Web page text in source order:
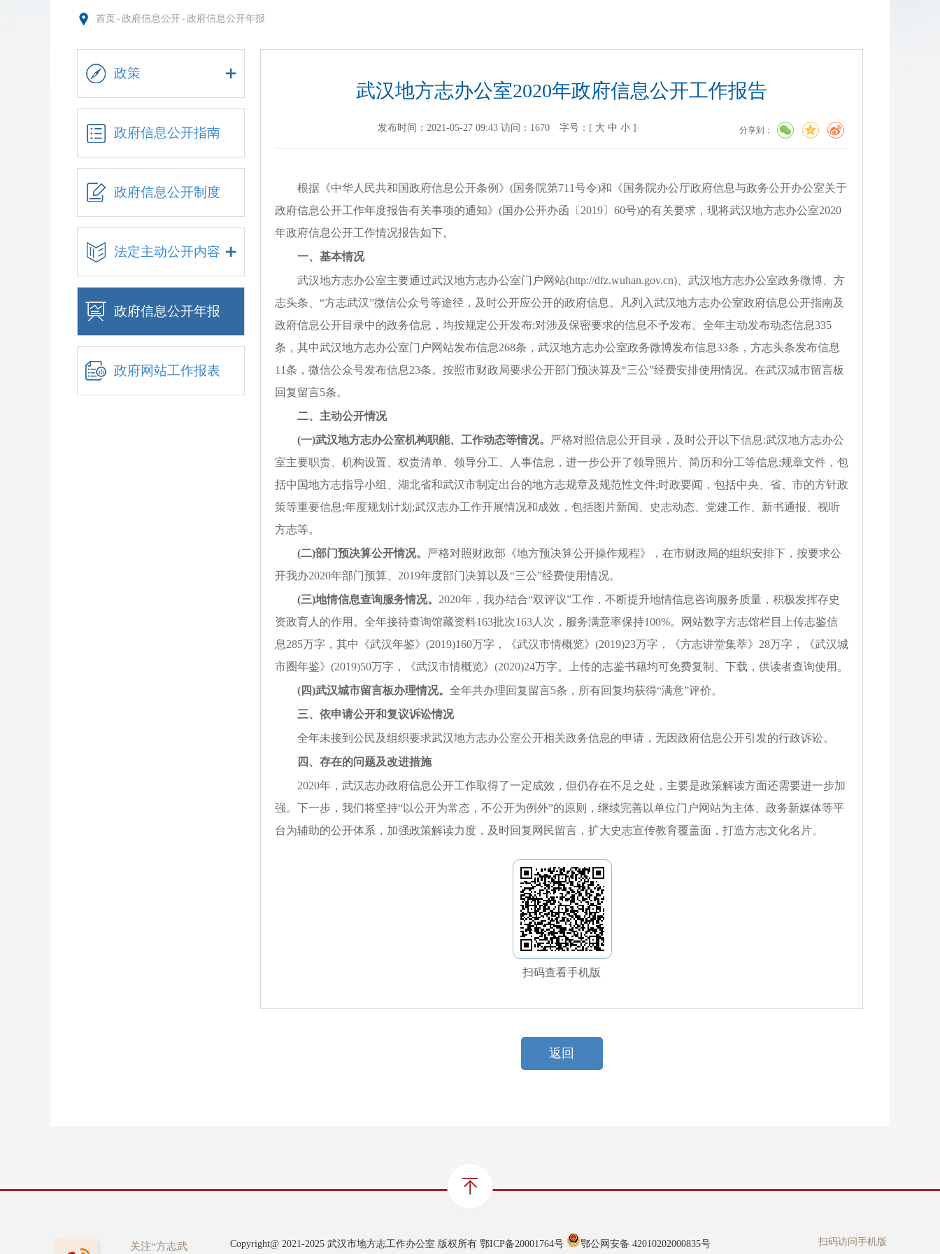
首页 - 政府信息公开- 政府信息公开年报
政策
政府信息公开指南
政府信息公开制度
法定主动公开内容
政府信息公开年报
政府网站工作报表
武汉地方志办公室2020年政府信息公开工作报告
发布时间：2021-05-27 09:43 访问： 1670 字号：[ 大 中 小 ] 分享到：
根据《中华人民共和国政府信息公开条例》(国务院第711号令)和《国务院办公厅政府信息与政务公开办公室关于
政府信息公开工作年度报告有关事项的通知》(国办公开办函〔 2019〕 60号)的有关要求，现将武汉地方志办公室2020
年政府信息公开工作情况报告如下。
一、基本情况
武汉地方志办公室主要通过武汉地方志办公室门户网站(http://dfz.wuhan.gov.cn)、武汉地方志办公室政务微博、方
志头条、“方志武汉”微信公众号等途径，及时公开应公开的政府信息。凡列入武汉地方志办公室政府信息公开指南及
政府信息公开目录中的政务信息，均按规定公开发布;对涉及保密要求的信息不予发布。全年主动发布动态信息335
条 ，其中武汉地方志办公室门户网站发布信息268条，武汉地方志办公室政务微博发布信息33条，方志头条发布信息
11条，微信公众号发布信息23条。按照市财政局要求公开部门预决算及“三公”经费安排使用情况。在武汉城市留言板
回复留言5条。
二、主动公开情况
(一)武汉地方志办公室机构职能、工作动态等情况。 严格对照信息公开目录，及时公开以下信息:武汉地方志办公
室主要职责、机构设置、权责清单、领导分工、人事信息， 进一步公开了领导照片、简历和分工等信息;规章文件，包
括中国地方志指导小组、湖北省和武汉市制定出台的地方志规章及规范性文件;时政要闻，包括中央、省、市的方针政
策等重要信息;年度规划计划;武汉志办工作开展情况和成效，包括图片新闻、史志动态、党建工作、新书通报、视听
方志等。
(二)部门预决算公开情况。 严格对照财政部《地方预决算公开操作规程》，在市财政局的组织安排下，按要求公
开我办2020年部门预算、 2019年度部门决算以及“三公”经费使用情况。
(三)地情信息查询服务情况。 2020年，我办结合“双评议”工作， 不断提升地情信息咨询服务质量，积极发挥存史
资政育人的作用。全年接待查询馆藏资料163批次163 人次，服务满意率保持100%。网站数字方志馆栏目上传志鉴信
息285万字，其中《武汉年鉴》(2019)160万字，《武汉市情概览》(2019)23万字，《方志讲堂集萃》 28万字，《武汉城
市圈年鉴》(2019)50万字，《武汉市情概览》(2020)24万字。上传的志鉴书籍均可免费复制、下载，供读者查询使用。
(四)武汉城市留言板办理情况。 全年共办理回复留言5条，所有回复均获得“满意”评价。
三、依申请公开和复议诉讼情况
全年未接到公民及组织要求武汉地方志办公室公开相关政务信息的申请，无因政府信息公开引发的行政诉讼。
四、存在的问题及改进措施
2020年， 武汉志办政府信息公开工作取得了一定成效，但仍存在不足之处，主要是政策解读方面还需要进一步加
强。下一步，我们将坚持“以公开为常态，不公开为例外”的原则， 继续完善以单位门户网站为主体、政务新媒体等平
台为辅助的公开体系，加强政策解读力度，及时回复网民留言，扩大史志宣传教育覆盖面，打造方志文化名片。
扫码查看手机版
返回
Copyright@ 2021-2025 武汉市地方志工作办公室 版权所有 鄂ICP备20001764号 鄂公网安备 42010202000835号
关注“方志武 扫码访问手机版